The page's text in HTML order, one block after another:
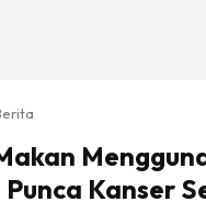
Kanser